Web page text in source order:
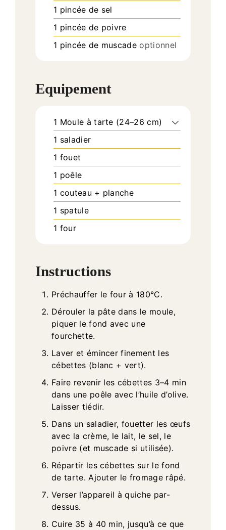
1 pincée de sel
1 pincée de poivre
1 pincée de muscade optionnel
Equipement
1 Moule à tarte (24–26 cm)
1 saladier
1 fouet
1 poêle
1 couteau + planche
1 spatule
1 four
Instructions
Préchauffer le four à 180°C.
Dérouler la pâte dans le moule,
piquer le fond avec une
fourchette.
Laver et émincer finement les
cébettes (blanc + vert).
Faire revenir les cébettes 3–4 min
dans une poêle avec l’huile d’olive.
Laisser tiédir.
Dans un saladier, fouetter les œufs
avec la crème, le lait, le sel, le
poivre (et muscade si utilisée).
Répartir les cébettes sur le fond
de tarte. Ajouter le fromage râpé.
Verser l’appareil à quiche par-
dessus.
Cuire 35 à 40 min, jusqu’à ce que